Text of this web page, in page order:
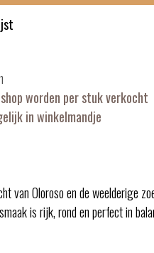
worden per stuk verkocht
in winkelmandje
van Oloroso en de weelderige
is rijk, rond en perfect in